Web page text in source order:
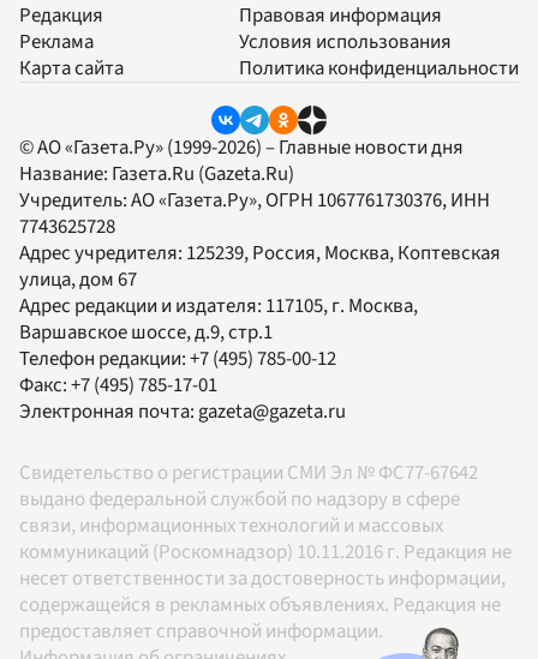
Редакция
Реклама
Карта сайта
Правовая информация
Условия использования
Политика конфиденциальности
© АО «Газета.Ру» (1999-2026) – Главные новости дня
Название: Газета.Ru (Gazeta.Ru)
Учредитель:АО «Газета.Ру», ОГРН 1067761730376, ИНН
7743625728
Адрес учредителя: 125239, Россия, Москва, Коптевская
улица, дом 67
Адрес редакции и издателя: 117105, г. Москва,
Варшавское шоссе, д.9, стр.1
Телефон редакции:+7 (495) 785-00-12
Факс:+7 (495) 785-17-01
Электронная почта:gazeta@gazeta.ru
Свидетельство о регистрации СМИ Эл № ФС77-67642
выдано федеральной службой по надзору в сфере
связи, информационных технологий и массовых
коммуникаций (Роскомнадзор) 10.11.2016 г. Редакция не
несет ответственности за достоверность информации,
содержащейся в рекламных объявлениях. Редакция не
предоставляет справочной информации.